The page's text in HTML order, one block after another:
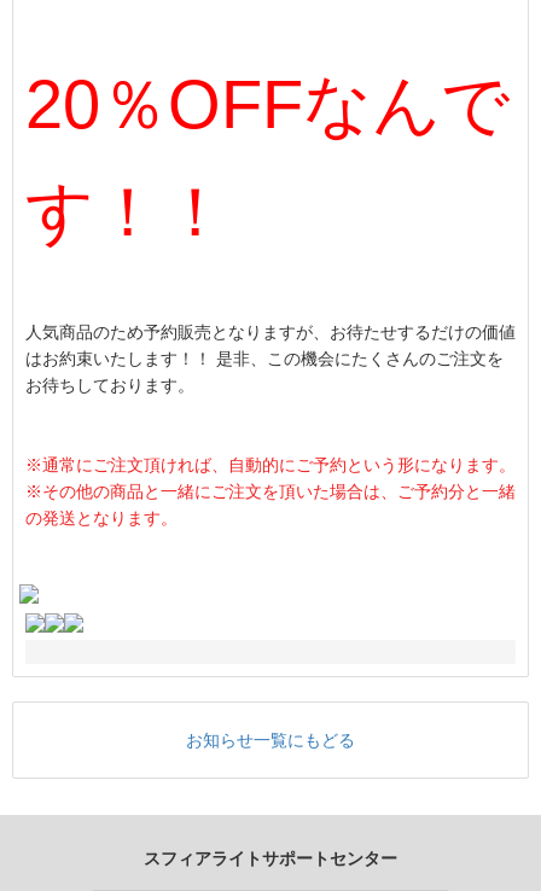
20％OFFなんで
す！！
人気商品のため予約販売となりますが、お待たせするだけの価値
はお約束いたします！！ 是非、この機会にたくさんのご注文を
お待ちしております。
※通常にご注文頂ければ、自動的にご予約という形になります。
※その他の商品と一緒にご注文を頂いた場合は、ご予約分と一緒
の発送となります。
お知らせ一覧にもどる
スフィアライトサポートセンター